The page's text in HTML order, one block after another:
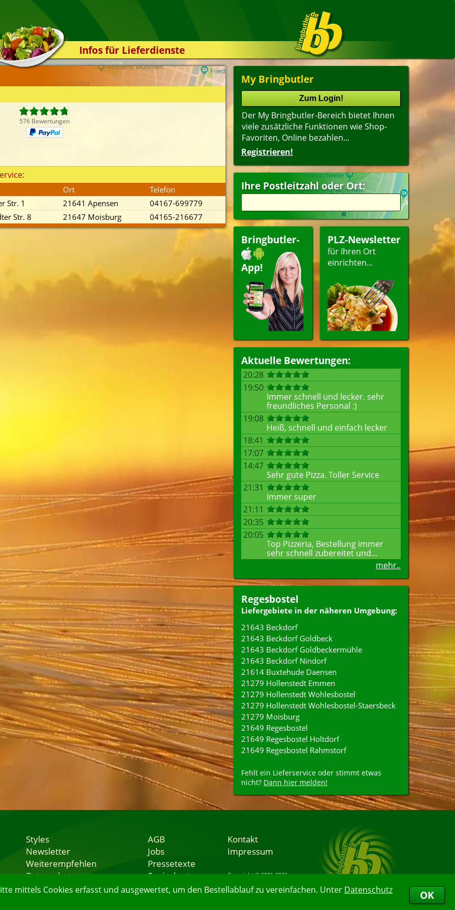
mittels Cookies erfasst und ausgewertet, um den Bestellablauf zu vereinfachen. Unter Datenschutz
OK
Infos für Lieferdienste
Kassensystem
Zuverlässigkeit
Kontakt
My Bringbutler
Der My Bringbutler-Bereich bietet Ihnen
viele zusätzliche Funktionen wie Shop-
Favoriten, Online bezahlen...
Registrieren!
Ihre Postleitzahl oder Ort:
Bringbutler-
App!
PLZ-Newsletter
für Ihren Ort
einrichten...
Aktuelle Bewertungen:
20:28
19:50
Immer schnell und lecker. sehr
freundliches Personal :)
19:08
Heiß, schnell und einfach lecker
18:41
17:07
14:47
Sehr gute Pizza. Toller Service
21:31
Immer super
21:11
20:35
20:05
Top Pizzeria, Bestellung immer
sehr schnell zubereitet und...
mehr..
Regesbostel
Liefergebiete in der näheren Umgebung:
21643 Beckdorf
21643 Beckdorf Goldbeck
21643 Beckdorf Goldbeckermühle
21643 Beckdorf Nindorf
21614 Buxtehude Daensen
21279 Hollenstedt Emmen
21279 Hollenstedt Wohlesbostel
21279 Hollenstedt Wohlesbostel-Staersbeck
21279 Moisburg
21649 Regesbostel
21649 Regesbostel Holtdorf
21649 Regesbostel Rahmstorf
Fehlt ein Lieferservice oder stimmt etwas
nicht? Dann hier melden!
576 Bewertungen
Ort
Telefon
Str. 1 21641 Apensen
04167-699779
Str. 8 21647 Moisburg 04165-216677
Styles
Newsletter
Weiterempfehlen
Datenschutz
Nutzungsbedingungen
AGB
Jobs
Pressetexte
Speisekarten
Lieferservice
Kontakt
Impressum
Copyright © 2001-2026
07.08.2026 23:41:30